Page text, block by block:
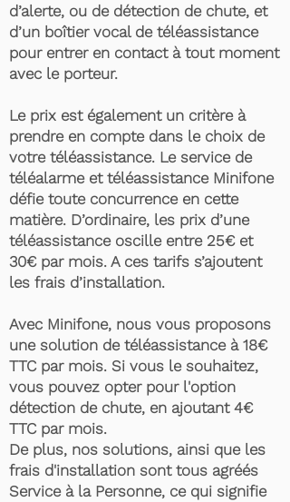
d’alerte, ou de détection de chute, et
d’un boîtier vocal de téléassistance
pour entrer en contact à tout moment
avec le porteur.
Le prix est également un critère à
prendre en compte dans le choix de
votre téléassistance. Le service de
téléalarme et téléassistance Minifone
défie toute concurrence en cette
matière. D’ordinaire, les prix d’une
téléassistance oscille entre 25€ et
30€ par mois. A ces tarifs s’ajoutent
les frais d’installation.
Avec Minifone, nous vous proposons
une solution de téléassistance à 18€
TTC par mois. Si vous le souhaitez,
vous pouvez opter pour l'option
détection de chute, en ajoutant 4€
TTC par mois.
De plus, nos solutions, ainsi que les
frais d'installation sont tous agréés
Service à la Personne, ce qui signifie